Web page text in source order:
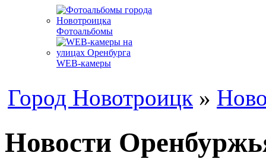
Фотоальбомы
WEB-камеры
Город Новотроицк »
Новости